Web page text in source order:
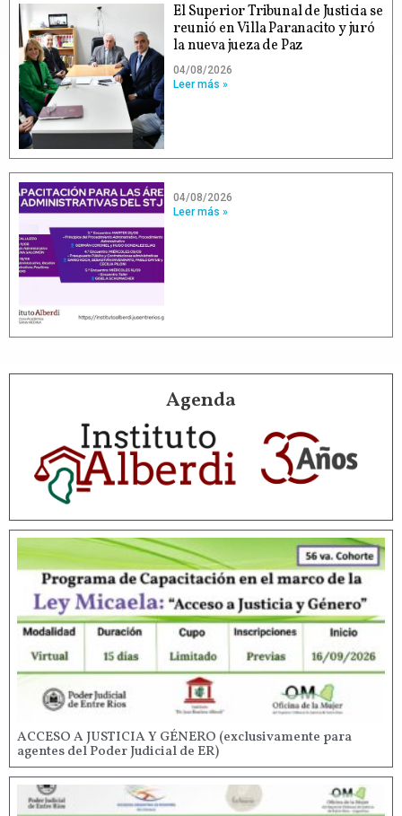
El Superior Tribunal de Justicia se
reunió en Villa Paranacito y juró
la nueva jueza de Paz
04/08/2026
Leer más »
04/08/2026
Leer más »
Agenda
ACCESO A JUSTICIA Y GÉNERO (exclusivamente para
agentes del Poder Judicial de ER)